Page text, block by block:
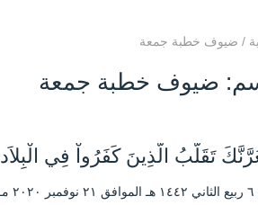
/ ضيوف خطبة جمعة
ضيوف خطبة جمعة
تَقَلُّبُ الَّذِينَ كَفَرُواْ فِي الْبِلاَد